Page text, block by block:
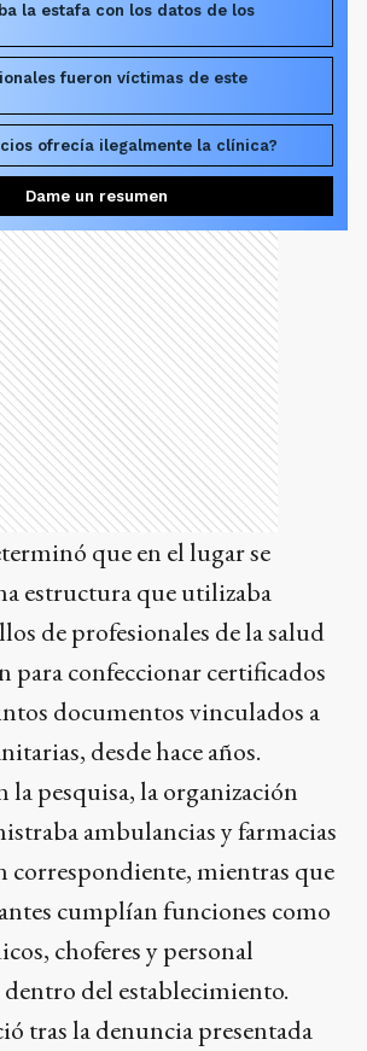
la estafa con los datos de los
fueron víctimas de este
ofrecía ilegalmente la clínica?
Dame un resumen
que en el lugar se
estructura que utilizaba
de profesionales de la salud
para confeccionar certificados
documentos vinculados a
desde hace años.
la pesquisa, la organización
ambulancias y farmacias
mientras que
cumplían funciones como
choferes y personal
del establecimiento.
tras la denuncia presentada